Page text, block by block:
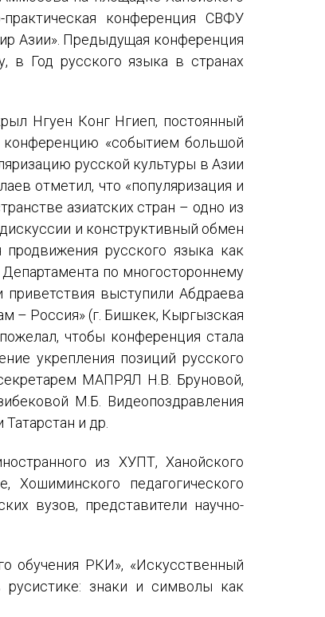
Международный форум TERRA RUSISTICA в Тунисе
«Вопросы русского языка в юридических делах и
«Дар речи: развитие языковой способности при
Год Ф.М. Достоевского: обзор мероприятий 2021
Международный образовательно-культурный форум
Форум в Гаване «Русская литература в Латинской
Мобильное приложение TORFL GO
конференция СВФУ
Азии». Предыдущая конференция
в Год русского языка в странах
Нгуен Конг Нгиеп, постоянный
конференцию «событием большой
русской культуры в Азии
отметил, что «популяризация и
азиатских стран – одно из
и конструктивный обмен
русского языка как
по многостороннему
выступили Абдраева
– Россия» (г. Бишкек, Кыргызская
чтобы конференция стала
укрепления позиций русского
МАПРЯЛ Н.В. Бруновой,
М.Б. Видеопоздравления
и др.
из ХУПТ, Ханойского
Хошиминского педагогического
вузов, представители научно-
обучения РКИ», «Искусственный
знаки и символы как